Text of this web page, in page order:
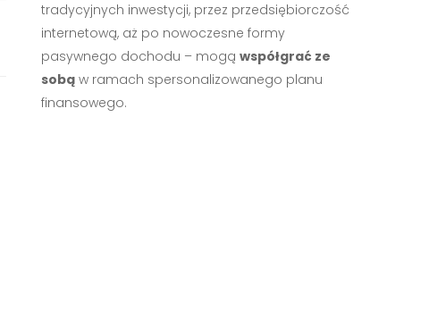
tradycyjnych inwestycji, przez przedsiębiorczość
internetową, aż po nowoczesne formy
pasywnego dochodu – mogą współgrać ze
sobąw ramach spersonalizowanego planu
finansowego.